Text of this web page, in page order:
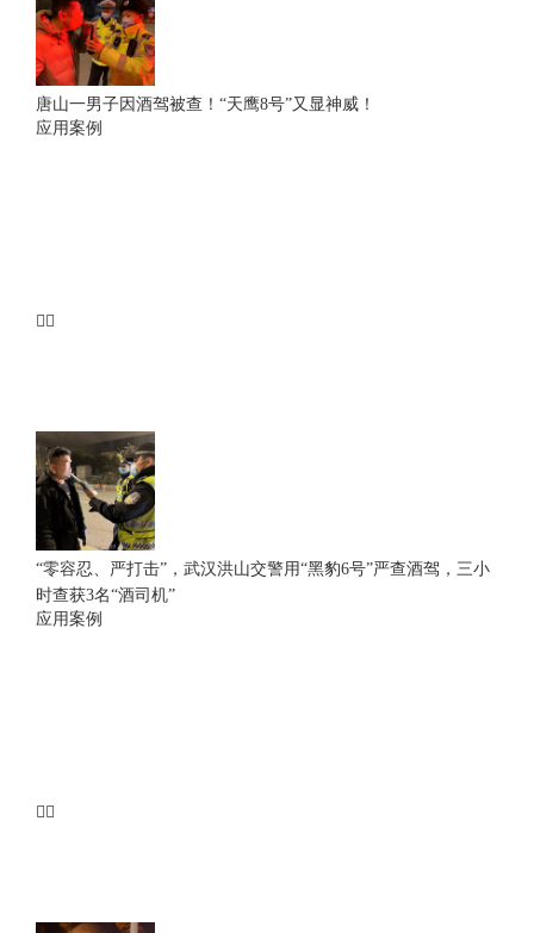
唐山一男子因酒驾被查！“天鹰8号”又显神威！
应用案例
“零容忍、严打击”，武汉洪山交警用“黑豹6号”严查酒驾，三小
时查获3名“酒司机”
应用案例